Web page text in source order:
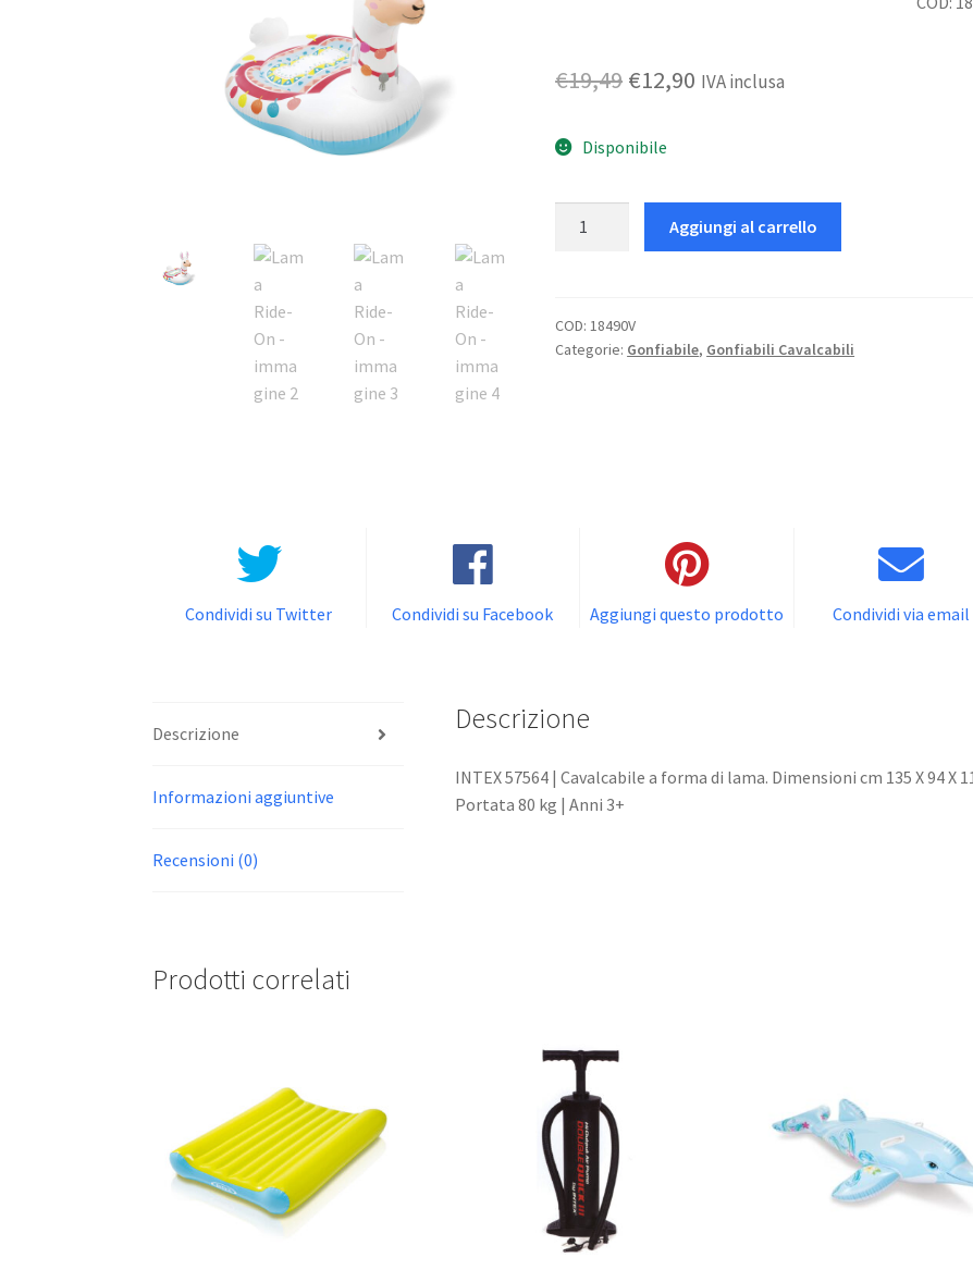
€19,49 Il
originale
era:
€19,49.
€12,90 Il
è:
€12,90.
IVA inclusa
Disponibile
Aggiungi al carrello
COD:18490V
Categorie: Gonfiabile, Gonfiabili Cavalcabili
Condividi su Twitter Condividi su Facebook Aggiungi questo prodotto Condividi via email
Descrizione
Informazioni aggiuntive
Recensioni (0)
Descrizione
INTEX 57564 | Cavalcabile a forma di lama. Dimensioni cm 135 X 94 X
Portata 80 kg | Anni 3+
Prodotti correlati